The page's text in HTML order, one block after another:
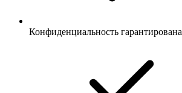
Конфиденциальность гарантирована